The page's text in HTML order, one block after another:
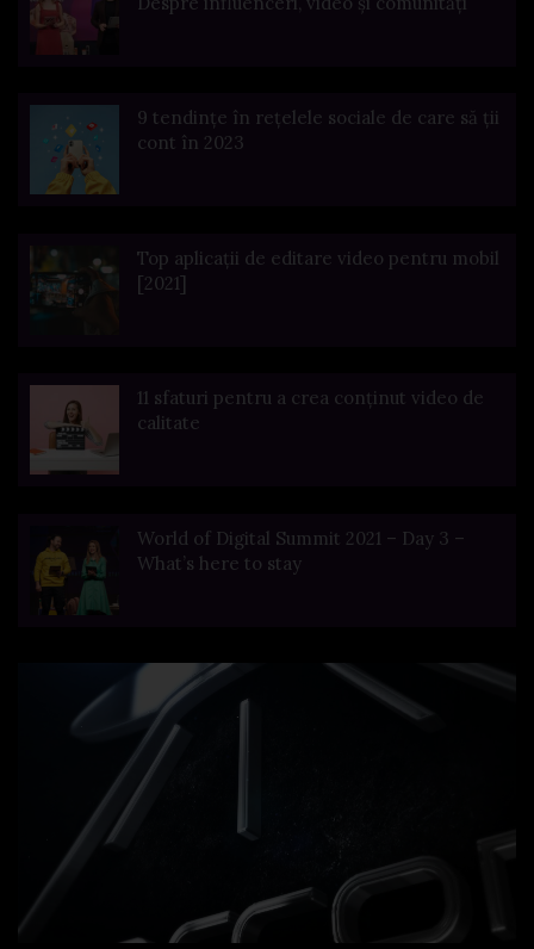
9 tendințe în rețelele sociale de care să ții
cont în 2023
Top aplicații de editare video pentru mobil
[2021]
11 sfaturi pentru a crea conținut video de
calitate
World of Digital Summit 2021 – Day 3 –
What’s here to stay